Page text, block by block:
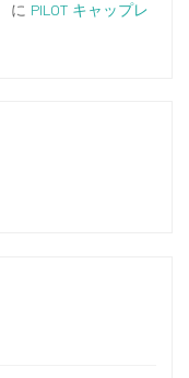
に PILOT キャップレ